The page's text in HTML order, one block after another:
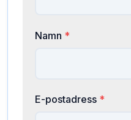
Namn *
E-postadress *